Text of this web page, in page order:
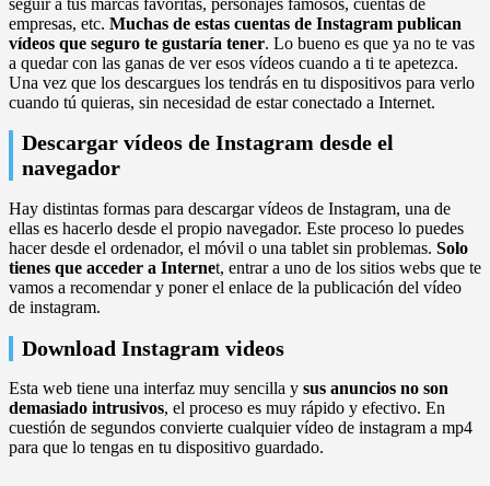
empresas, etc. Muchas de estas cuentas de Instagram publican
vídeos que seguro te gustaría tener. Lo bueno es que ya no te vas
a quedar con las ganas de ver esos vídeos cuando a ti te apetezca.
Una vez que los descargues los tendrás en tu dispositivos para verlo
cuando tú quieras, sin necesidad de estar conectado a Internet.
Descargar vídeos de Instagram desde el
navegador
Hay distintas formas para descargar vídeos de Instagram, una de
ellas es hacerlo desde el propio navegador. Este proceso lo puedes
hacer desde el ordenador, el móvil o una tablet sin problemas. Solo
tienes que acceder a Internet, entrar a uno de los sitios webs que te
vamos a recomendar y poner el enlace de la publicación del vídeo
de instagram.
Download Instagram videos
Esta web tiene una interfaz muy sencilla y sus anuncios no son
demasiado intrusivos, el proceso es muy rápido y efectivo. En
cuestión de segundos convierte cualquier vídeo de instagram a mp4
para que lo tengas en tu dispositivo guardado.